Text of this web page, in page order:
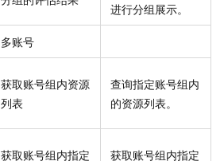
进行分组展示。
多账号
获取账号组内资源
列表
查询指定账号组内
的资源列表。
获取账号组内指定
获取账号组内指定